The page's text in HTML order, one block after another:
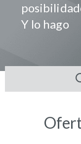
Y lo hago